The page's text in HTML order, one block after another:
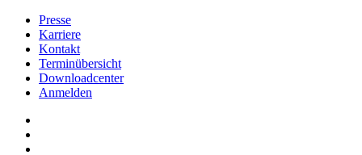
Presse
Karriere
Kontakt
Terminübersicht
Downloadcenter
Anmelden